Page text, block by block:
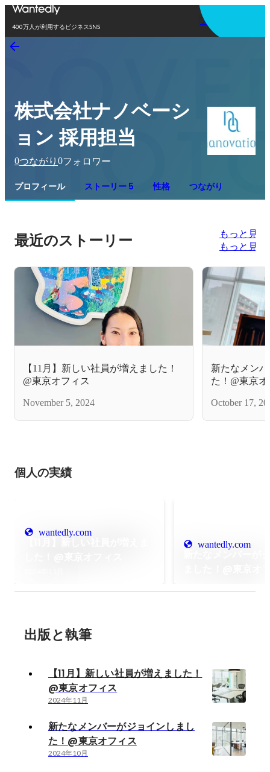
400万人が利用するビジネスSNS
アプリを使う
株式会社ナノベーシ
ョン 採用担当
0つながり 0フォロワー
プロフィール ストーリー 5 性格 つながり
最近のストーリー
もっと見る
もっと見る
【11月】新しい社員が増えました！
@東京オフィス
November 5, 2024
新たなメン
た！@東京
October 17,
個人の実績
wantedly.com
wantedly.com
出版と執筆
【11月】新しい社員が増えました！
@東京オフィス
2024年11月
新たなメンバーがジョインしまし
た！@東京オフィス
2024年10月